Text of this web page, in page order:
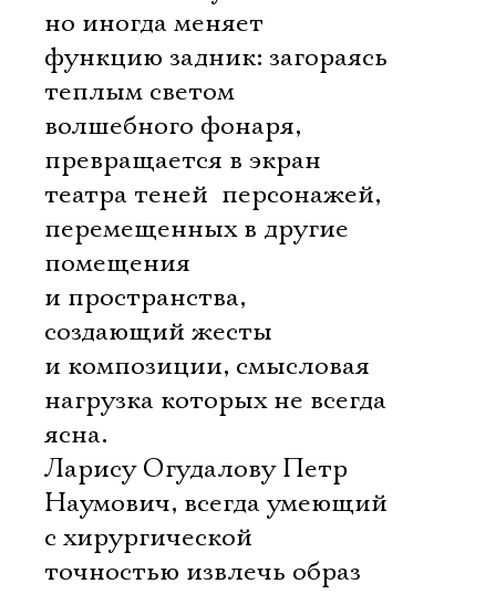
но иногда меняет
функцию задник: загораясь
теплым светом
волшебного фонаря,
превращается в экран
театра теней  персонажей,
перемещенных в другие
помещения
и пространства,
создающий жесты
и композиции, смысловая
нагрузка которых не всегда
ясна.
Ларису Огудалову Петр
Наумович, всегда умеющий
с хирургической
точностью извлечь образ